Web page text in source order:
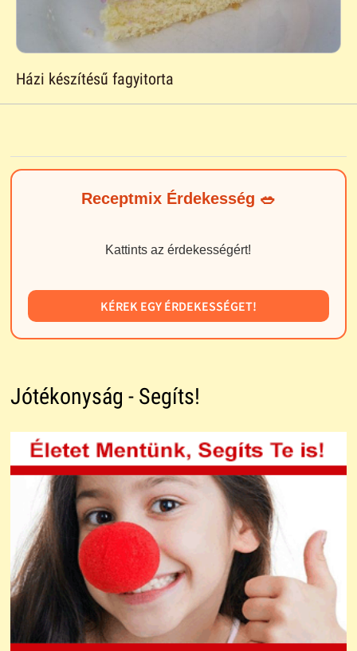
Házi készítésű fagyitorta
Receptmix Érdekesség 🥗
Kattints az érdekességért!
KÉREK EGY ÉRDEKESSÉGET!
Jótékonyság - Segíts!